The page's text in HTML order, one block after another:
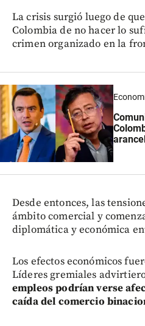
La crisis surgió luego de
Colombia de no hacer lo
crimen organizado en la
Desde entonces, las
ámbito comercial y
diplomática y económica
Los efectos económicos
Líderes gremiales
empleos podrían verse
caída del comercio